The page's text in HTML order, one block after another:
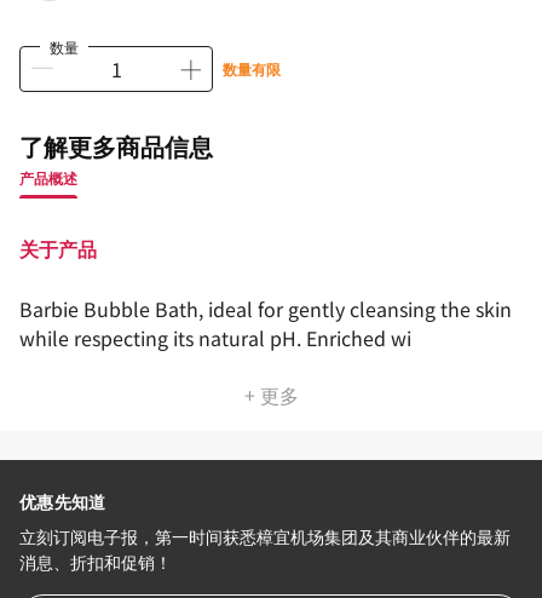
数量
数量有限
了解更多商品信息
产品概述
关于产品
Barbie Bubble Bath, ideal for gently cleansing the skin
while respecting its natural pH. Enriched wi
+ 更多
优惠先知道
立刻订阅电子报，第一时间获悉樟宜机场集团及其商业伙伴的最新
消息、折扣和促销！